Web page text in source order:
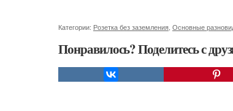
Категории: Розетка без заземления Основные
Понравилось? Поделитесь с